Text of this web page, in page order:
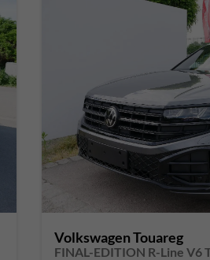
Volkswagen Touareg